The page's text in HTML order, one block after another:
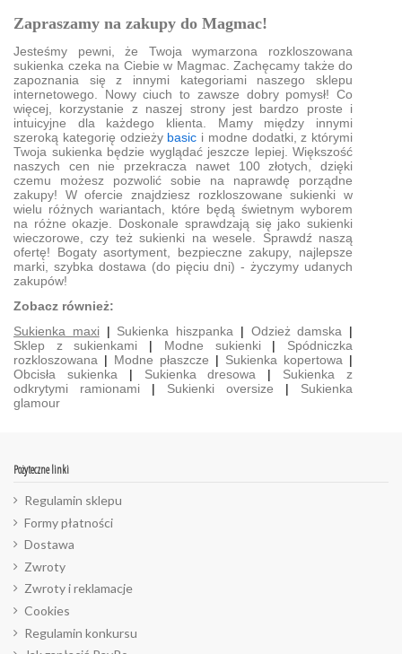
Zapraszamy na zakupy do Magmac!
Jesteśmy pewni, że Twoja wymarzona rozkloszowana
sukienka czeka na Ciebie w Magmac. Zachęcamy także do
zapoznania się z innymi kategoriami naszego sklepu
internetowego. Nowy ciuch to zawsze dobry pomysł! Co
więcej, korzystanie z naszej strony jest bardzo proste i
intuicyjne dla każdego klienta. Mamy między innymi
szeroką kategorię odzieży basic i modne dodatki, z którymi
Twoja sukienka będzie wyglądać jeszcze lepiej. Większość
naszych cen nie przekracza nawet 100 złotych, dzięki
czemu możesz pozwolić sobie na naprawdę porządne
zakupy! W ofercie znajdziesz rozkloszowane sukienki w
wielu różnych wariantach, które będą świetnym wyborem
na różne okazje. Doskonale sprawdzają się jako sukienki
wieczorowe, czy też sukienki na wesele. Sprawdź naszą
ofertę! Bogaty asortyment, bezpieczne zakupy, najlepsze
marki, szybka dostawa (do pięciu dni) - życzymy udanych
zakupów!
Zobacz również:
Sukienka maxi| Sukienka hiszpanka | Odzież damska |
Sklep z sukienkami | Modne sukienki| Spódniczka
rozkloszowana | Modne płaszcze | Sukienka kopertowa |
Obcisła sukienka | Sukienka dresowa | Sukienka z
odkrytymi ramionami | Sukienki oversize | Sukienka
glamour
Pożyteczne linki
Regulamin sklepu
Formy płatności
Dostawa
Zwroty
Zwroty i reklamacje
Cookies
Regulamin konkursu